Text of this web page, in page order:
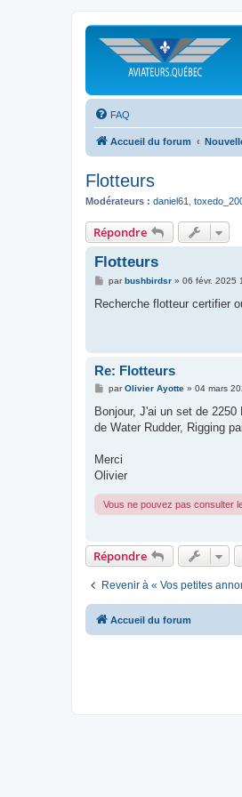
FAQ
Accueil du forum
Flotteurs
Modérateurs : daniel61
Répondre
Flotteurs
M
s
parbushbirdsr» 06 févr. 2025
Recherche flotteur certifier
Re: Flotteurs
M
s
a
parOlivier Ayotte» 04 mars
Bonjour, J'ai un set de
de Water Rudder, Rigging
Merci
Olivier
Vous ne pouvez pas consulter
Répondre
Revenir à « Vos petites
Accueil du forum